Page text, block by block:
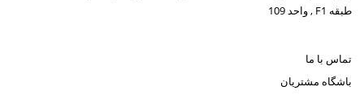
طبقه F1 , واحد 109
تماس با ما
باشگاه مشتریان